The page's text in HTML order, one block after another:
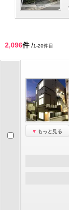
2,096件/1-20件目
もっと見る